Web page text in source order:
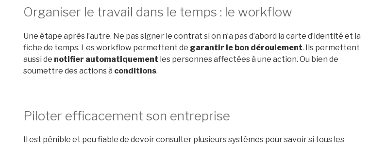
Organiser le travail dans le temps : le workflow
Une étape après l’autre. Ne pas signer le contrat si on n’a pas d’abord la carte d’identité et la
fiche de temps. Les workflow permettent de garantir le bon déroulement. Ils permettent
aussi de notifier automatiquement les personnes affectées à une action. Ou bien de
soumettre des actions à conditions.
Piloter efficacement son entreprise
Il est pénible et peu fiable de devoir consulter plusieurs systèmes pour savoir si tous les